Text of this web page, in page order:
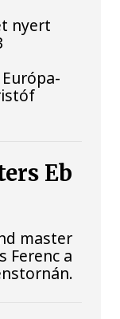
nyert
Eb
master
Ferenc a